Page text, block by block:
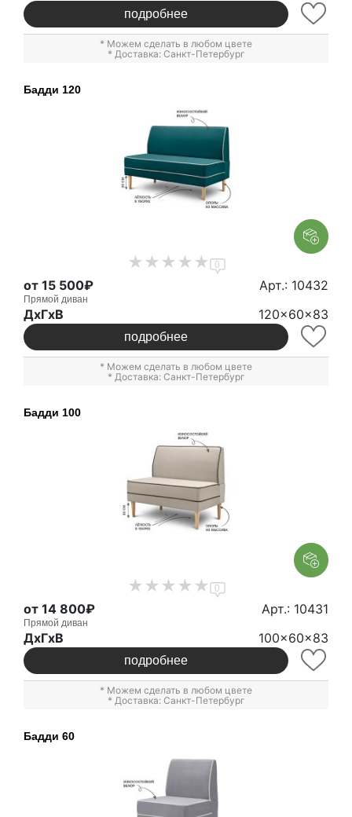
подробнее
* Можем сделать в любом цвете
* Доставка: Санкт-Петербург
Бадди 120
0
от 15 500₽ Арт.: 10432
Прямой диван
ДxГxВ 120x60x83
подробнее
* Можем сделать в любом цвете
* Доставка: Санкт-Петербург
Бадди 100
0
от 14 800₽ Арт.: 10431
Прямой диван
ДxГxВ 100x60x83
подробнее
* Можем сделать в любом цвете
* Доставка: Санкт-Петербург
Бадди 60